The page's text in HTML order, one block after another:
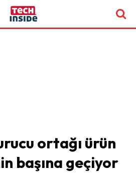
ortağı ürün
başına geçiyor